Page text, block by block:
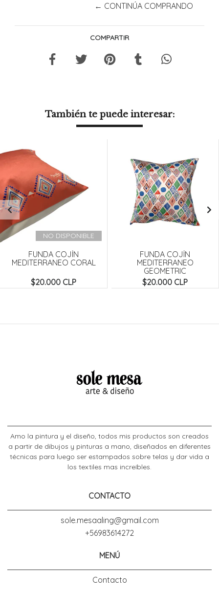
← CONTINÚA COMPRANDO
COMPARTIR
También te puede interesar:
NO DISPONIBLE
FUNDA COJÍN
MEDITERRANEO CORAL
$20.000 CLP
FUNDA COJÍN
MEDITERRANEO
GEOMETRIC
$20.000 CLP
Amo la pintura y el diseño, todos mis productos son creados
a partir de dibujos y pinturas a mano, diseñados en diferentes
técnicas para luego ser estampados sobre telas y dar vida a
los textiles mas increíbles.
CONTACTO
sole.mesaaling@gmail.com
+56983614272
MENÚ
Contacto